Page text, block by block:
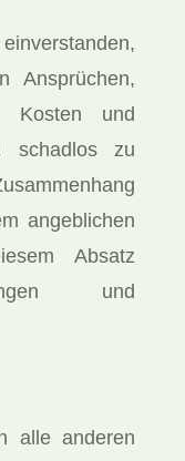
Ansprüchen,
Kosten und
schadlos zu
angeblichen
Absatz
und
alle anderen